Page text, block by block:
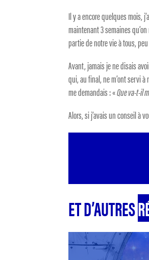
Il y a encore quelques mois,
maintenant 3 semaines
partie de notre vie à tous,
Avant, jamais je ne disais
qui, au final, ne m’ont servi
me demandais : «Que va-t-il
Alors, si j’avais un conseil à
ET D’AUTRES